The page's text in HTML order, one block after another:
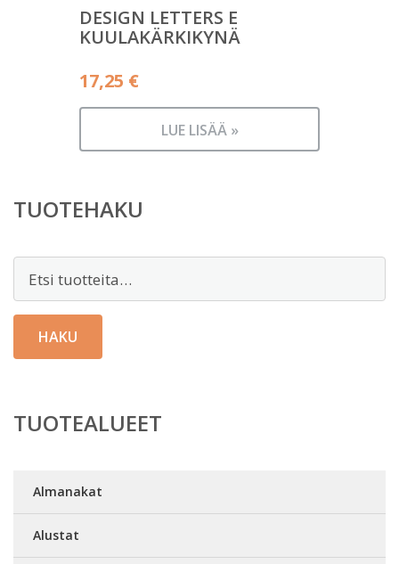
DESIGN LETTERS E
KUULAKÄRKIKYNÄ
17,25 €
LUE LISÄÄ »
TUOTEHAKU
HAKU
TUOTEALUEET
Almanakat
Alustat